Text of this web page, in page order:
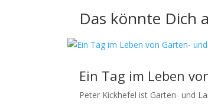
Das könnte Dich
Ein Tag im Leben
Peter Kickhefel ist Garten- und